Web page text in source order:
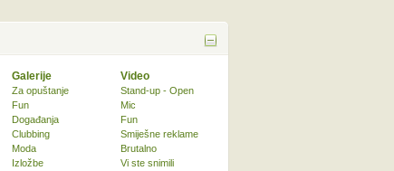
Galerije
Za opuštanje
Fun
Događanja
Clubbing
Moda
Izložbe
Video
Stand-up - Open
Mic
Fun
Smiješne reklame
Brutalno
Vi ste snimili